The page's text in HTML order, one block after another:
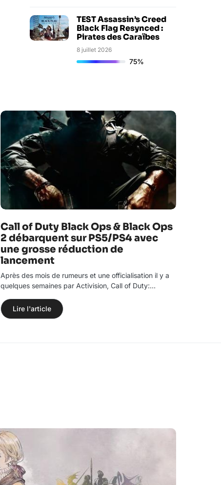
TEST Assassin’s Creed
Black Flag Resynced :
Pirates des Caraïbes
8 juillet 2026
75%
Call of Duty Black Ops & Black Ops
2 débarquent sur PS5/PS4 avec
une grosse réduction de
lancement
Après des mois de rumeurs et une officialisation il y a
quelques semaines par Activision, Call of Duty:…
Lire l'article